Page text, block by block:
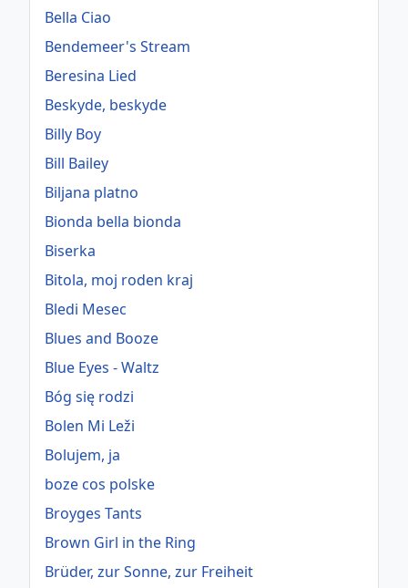
Bella Ciao
Bendemeer's Stream
Beresina Lied
Beskyde, beskyde
Billy Boy
Bill Bailey
Biljana platno
Bionda bella bionda
Biserka
Bitola, moj roden kraj
Bledi Mesec
Blues and Booze
Blue Eyes - Waltz
Bóg się rodzi
Bolen Mi Leži
Bolujem, ja
boze cos polske
Broyges Tants
Brown Girl in the Ring
Brüder, zur Sonne, zur Freiheit